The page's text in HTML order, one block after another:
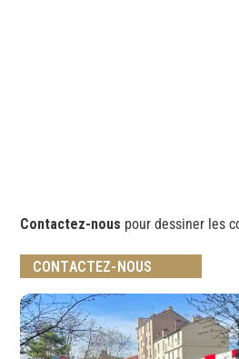
Contactez-nous pour dessiner les
CONTACTEZ-NOUS